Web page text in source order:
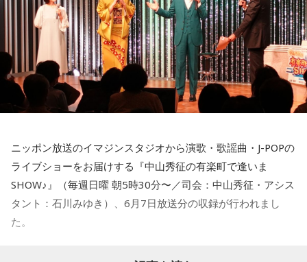
せんでした』と」
「うわあ。聞いていないわけはないだろう、と想定でき
ます」
青木理
「この言い訳が許されるなら、新聞でも雑誌でも『読
んでいません』と言ったら通ってしまうことになる」
郷原「いつも高市氏は、こういう言い方なんですね。ストレ
ートに捏造だ、でたらめだ、と言うのではなくて『そんなも
のは相手にしない』と。今回だって週刊誌の記事なんて証拠
にならない、そんなことを国会で追及するのか、と突き放す
ように言う」
ニッポン放送のイマジンスタジオから演歌・歌謡曲・J-POPの
ライブショーをお届けする『中山秀征の有楽町で逢いま
SHOW♪』（毎週日曜 朝5時30分〜／司会：中山秀征・アシス
タント：石川みゆき）、6月7日放送分の収録が行われまし
た。
石川みゆきアナウンサー、白石あき、五木ひろし、中山秀征